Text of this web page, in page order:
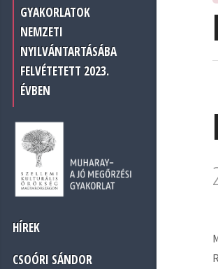
GYAKORLATOK
NEMZETI
NYILVÁNTARTÁSÁBA
FELVÉTETETT 2023.
ÉVBEN
HÍREK
CSOÓRI SÁNDOR